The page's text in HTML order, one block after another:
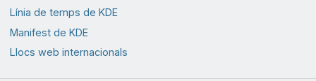
Línia de temps de KDE
Manifest de KDE
Llocs web internacionals